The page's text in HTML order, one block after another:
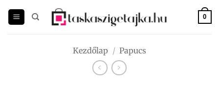
0
Kezdőlap / Papucs